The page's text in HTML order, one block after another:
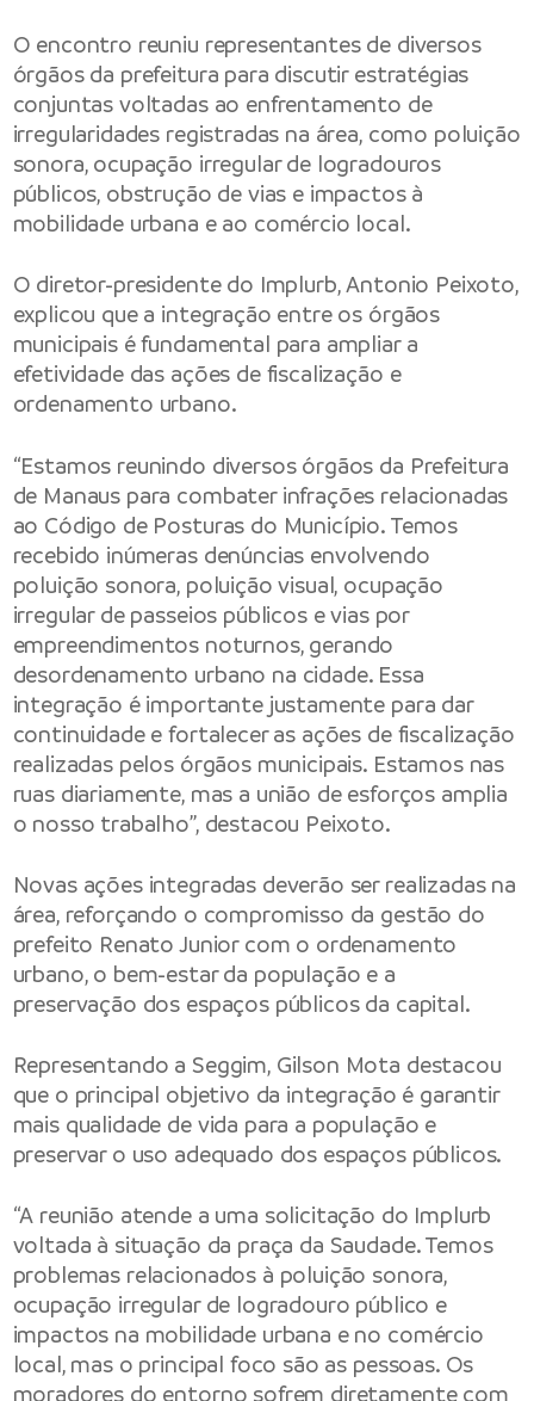
O encontro reuniu representantes de diversos
órgãos da prefeitura para discutir estratégias
conjuntas voltadas ao enfrentamento de
irregularidades registradas na área, como poluição
sonora, ocupação irregular de logradouros
públicos, obstrução de vias e impactos à
mobilidade urbana e ao comércio local.
O diretor-presidente do Implurb, Antonio Peixoto,
explicou que a integração entre os órgãos
municipais é fundamental para ampliar a
efetividade das ações de fiscalização e
ordenamento urbano.
“Estamos reunindo diversos órgãos da Prefeitura
de Manaus para combater infrações relacionadas
ao Código de Posturas do Município. Temos
recebido inúmeras denúncias envolvendo
poluição sonora, poluição visual, ocupação
irregular de passeios públicos e vias por
empreendimentos noturnos, gerando
desordenamento urbano na cidade. Essa
integração é importante justamente para dar
continuidade e fortalecer as ações de fiscalização
realizadas pelos órgãos municipais. Estamos nas
ruas diariamente, mas a união de esforços amplia
o nosso trabalho”, destacou Peixoto.
Novas ações integradas deverão ser realizadas na
área, reforçando o compromisso da gestão do
prefeito Renato Junior com o ordenamento
urbano, o bem-estar da população e a
preservação dos espaços públicos da capital.
Representando a Seggim, Gilson Mota destacou
que o principal objetivo da integração é garantir
mais qualidade de vida para a população e
preservar o uso adequado dos espaços públicos.
“A reunião atende a uma solicitação do Implurb
voltada à situação da praça da Saudade. Temos
problemas relacionados à poluição sonora,
ocupação irregular de logradouro público e
impactos na mobilidade urbana e no comércio
local, mas o principal foco são as pessoas. Os
moradores do entorno sofrem diretamente com